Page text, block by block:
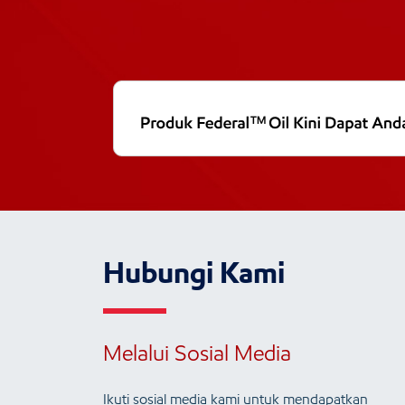
Hubungi Kami
Melalui Sosial Media
Ikuti sosial media kami untuk mendapatkan